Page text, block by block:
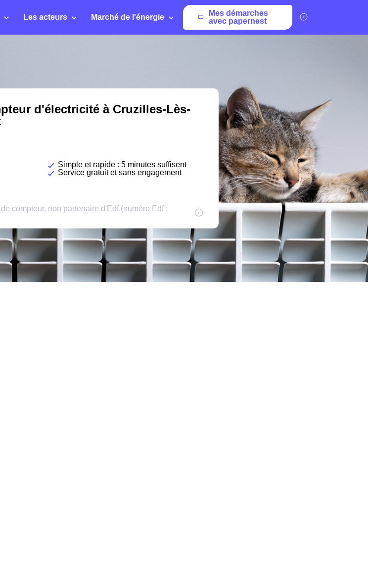
Les acteurs Marché de l'énergie
Mes démarches
avec papernest